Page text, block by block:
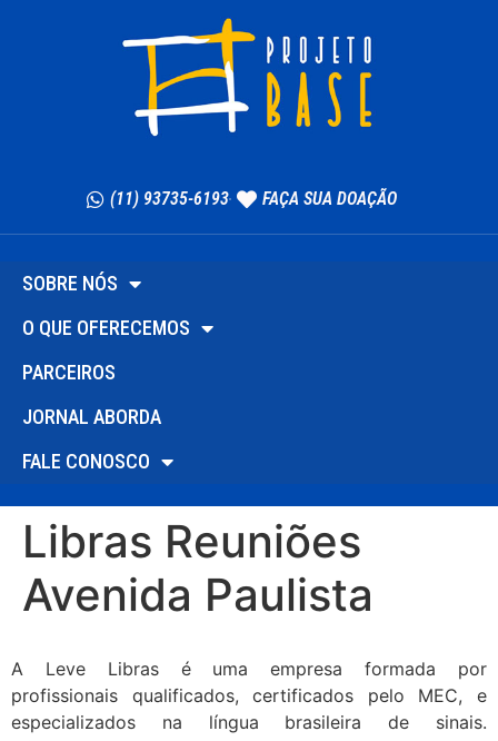
(11) 93735-6193 FAÇA SUA DOAÇÃO
SOBRE NÓS
O QUE OFERECEMOS
PARCEIROS
JORNAL ABORDA
FALE CONOSCO
Libras Reuniões
Avenida Paulista
A Leve Libras é uma empresa formada por
profissionais qualificados, certificados pelo MEC, e
especializados na língua brasileira de sinais.